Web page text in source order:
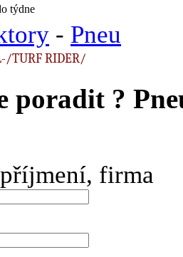
týdne
- Pneu
TURF RIDER/
poradit ?
firma